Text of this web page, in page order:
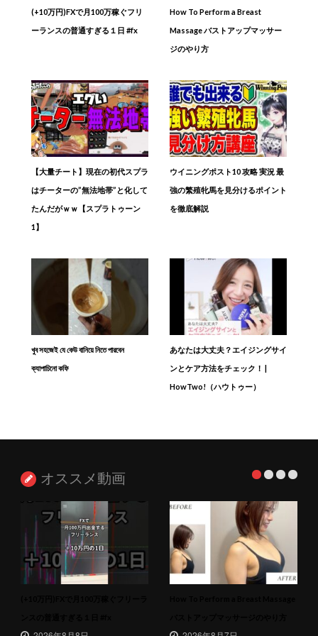
(+10万円)FXで月100万稼ぐフリ
ーランスの普通すぎる１日 #fx
How To Perform a Breast
Massage バストアップマッサー
ジのやり方
【大量チート】現在の初代スプラ
はチーターの”無法地帯”と化して
たんだがｗｗ【スプラトゥーン
1】
ウイニングポスト10 攻略 実況 最
強の繁殖牝馬を見分けるポイント
を徹底解説
খুব সহজেই যে কেউ বানিয়ে নিতে পারবেন
ক্যাপাচিনো কফি
あなたは大丈夫？エイジングサイ
ンとケア方法をチェック！ |
HowTwo!（ハウトゥー）
オススメ動画